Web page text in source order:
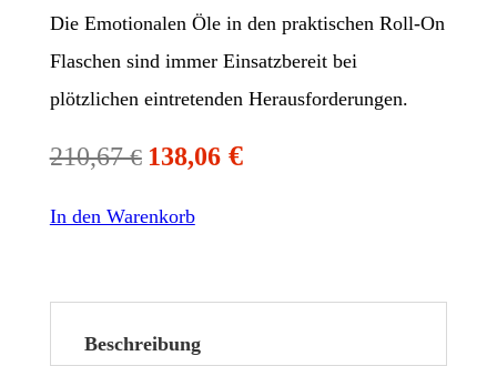
Die Emotionalen Öle in den praktischen Roll-On
Flaschen sind immer Einsatzbereit bei
plötzlichen eintretenden Herausforderungen.
210,67€ 138,06€
In den Warenkorb
Beschreibung